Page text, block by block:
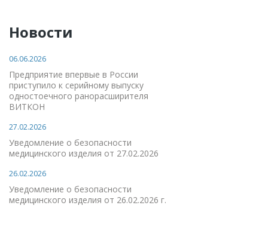
Новости
06.06.2026
Предприятие впервые в России
приступило к серийному выпуску
одностоечного ранорасширителя
ВИТКОН
27.02.2026
Уведомление о безопасности
медицинского изделия от 27.02.2026
26.02.2026
Уведомление о безопасности
медицинского изделия от 26.02.2026 г.